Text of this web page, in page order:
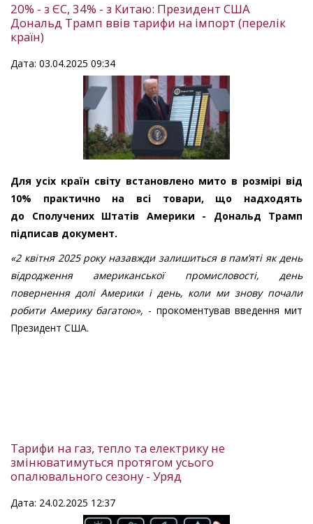
20% - з ЄС, 34% - з Китаю: Президент США
Дональд Трамп ввів тарифи на імпорт (перелік
країн)
Дата: 03.04.2025 09:34
Для усіх країн світу встановлено мито в розмірі від
10% практично на всі товари, що надходять
до Сполучених Штатів Америки - Дональд Трамп
підписав документ.
«2 квітня 2025 року назавжди залишиться в пам’яті як день
відродження американської промисловості, день
повернення долі Америки і день, коли ми знову почали
робити Америку багатою», - прокоментував введення мит
Президент США.
Тарифи на газ, тепло та електрику не
змінюватимуться протягом усього
опалювального сезону - Уряд
Дата: 24.02.2025 12:37